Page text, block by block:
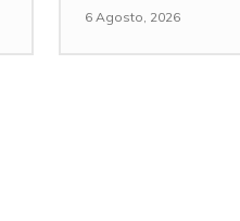
6 Agosto, 2026